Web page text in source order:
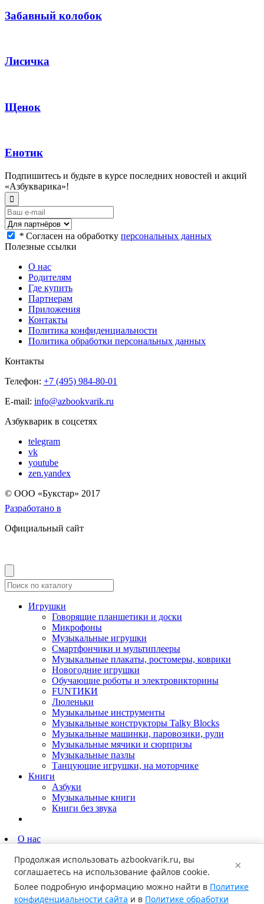
Забавный колобок
Лисичка
Щенок
Енотик
Подпишитесь и будьте в курсе последних новостей и акций
«Азбукварика»!
* Согласен на обработку персональных данных
Полезные ссылки
О нас
Родителям
Где купить
Партнерам
Приложения
Контакты
Политика конфиденциальности
Политика обработки персональных данных
Контакты
Телефон: +7 (495) 984-80-01
E-mail: info@azbookvarik.ru
Азбукварик в соцсетях
telegram
vk
youtube
zen.yandex
© OOO «Букстар» 2017
Разработано в
Официальный сайт
Игрушки
Говорящие планшетики и доски
Микрофоны
Музыкальные игрушки
Смартфончики и мультиплееры
Музыкальные плакаты, ростомеры, коврики
Новогодние игрушки
Обучающие роботы и электровикторины
FUNТИКИ
Люленьки
Музыкальные инструменты
Музыкальные конструкторы Talky Blocks
Музыкальные машинки, паровозики, рули
Музыкальные мячики и сюрпризы
Музыкальные пазлы
Танцующие игрушки, на моторчике
Книги
Азбуки
Музыкальные книги
Книги без звука
О нас
Родителям
Новости
Контакты
×
Продолжая использовать azbookvarik.ru, вы
соглашаетесь на использование файлов cookie.
Более подробную информацию можно найти в Политике
конфиденциальности сайта и в Политике обработки